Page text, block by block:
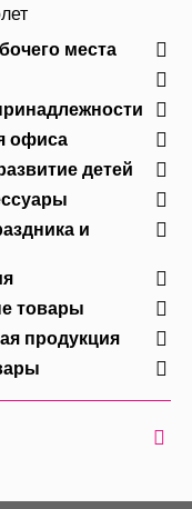
места
офиса
детей
и
товары
продукция